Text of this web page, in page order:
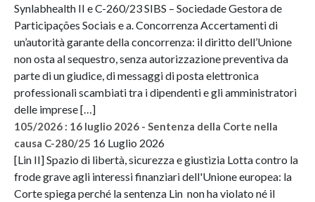
Synlabhealth II e C-260/23 SIBS – Sociedade Gestora de
Participações Sociais e a. Concorrenza Accertamenti di
un’autorità garante della concorrenza: il diritto dell’Unione
non osta al sequestro, senza autorizzazione preventiva da
parte di un giudice, di messaggi di posta elettronica
professionali scambiati tra i dipendenti e gli amministratori
delle imprese […]
105/2026 : 16 luglio 2026 - Sentenza della Corte nella
causa C-280/25 16 Luglio 2026
[Lin II] Spazio di libertà, sicurezza e giustizia Lotta contro la
frode grave agli interessi finanziari dell'Unione europea: la
Corte spiega perché la sentenza Lin non ha violato né il